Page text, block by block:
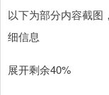
以下为部分内容截图
细信息
展开剩余40%